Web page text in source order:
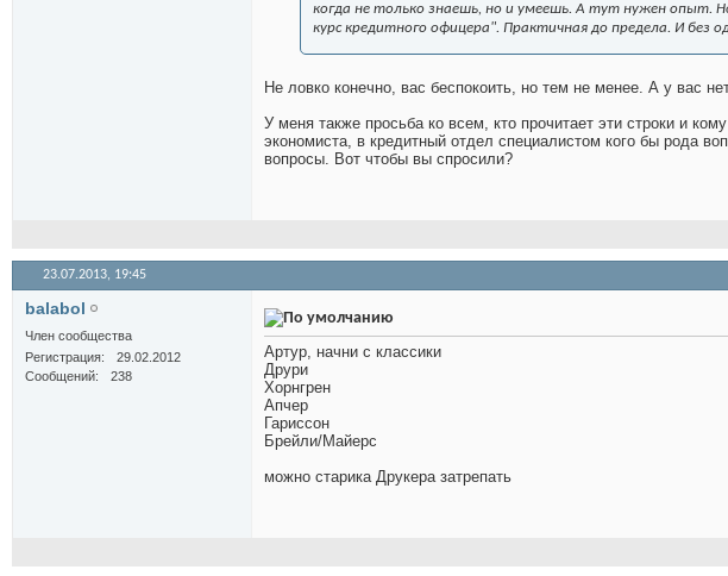
когда не только знаешь, но и умеешь. А тут нужен опыт.
курс кредитного офицера". Практичная до предела. И без
Не ловко конечно, вас беспокоить, но тем не менее. А у вас
У меня также просьба ко всем, кто прочитает эти строки и
экономиста, в кредитный отдел специалистом кого бы рода
вопросы. Вот чтобы вы спросили?
23.07.2013, 19:45
balabol
Член сообщества
Регистрация
29.02.2012
Сообщений
238
Артур, начни с классики
Друри
Хорнгрен
Апчер
Гариссон
Брейли/Майерс
можно старика Друкера затрепать